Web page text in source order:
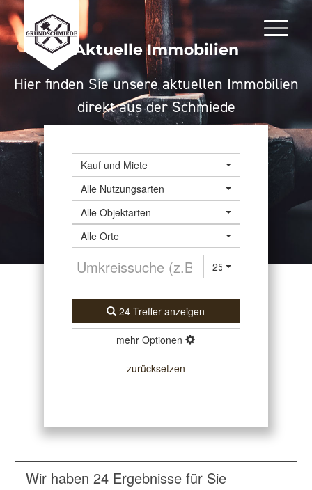
Aktuelle Immobilien
Hier finden Sie unsere aktuellen Immobilien
direkt aus der Schmiede
Kauf und Miete
Alle Nutzungsarten
Alle Objektarten
Alle Orte
25 km
24 Treffer anzeigen
mehr Optionen
zurücksetzen
Wir haben 24 Ergebnisse für Sie